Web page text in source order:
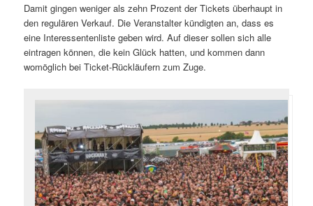
Damit gingen weniger als zehn Prozent der Tickets überhaupt in
den regulären Verkauf. Die Veranstalter kündigten an, dass es
eine Interessentenliste geben wird. Auf dieser sollen sich alle
eintragen können, die kein Glück hatten, und kommen dann
womöglich bei Ticket-Rückläufern zum Zuge.